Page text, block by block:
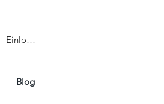
Einloggen
Blog